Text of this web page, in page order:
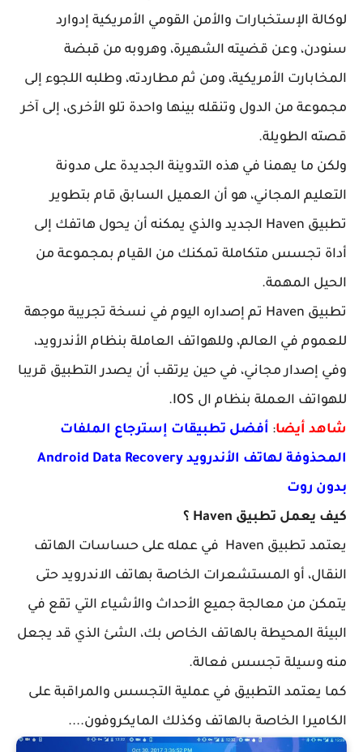
لوكالة الإستخبارات والأمن القومي الأمريكية إدوارد
سنودن، وعن قضيته الشهيرة، وهروبه من قبضة
المخابارت الأمريكية، ومن ثم مطاردته، وطلبه اللجوء إلى
مجموعة من الدول وتنقله بينها واحدة تلو الأخرى، إلى آخر
قصته الطويلة.
ولكن ما يهمنا في هذه التدوينة الجديدة على مدونة
التعليم المجاني، هو أن العميل السابق قام بتطوير
تطبيق Haven الجديد والذي يمكنه أن يحول هاتفك إلى
أداة تجسس متكاملة تمكنك من القيام بمجموعة من
الحيل المهمة.
تطبيق Haven تم إصداره اليوم في نسخة تجريبة موجهة
للعموم في العالم، وللهواتف العاملة بنظام الأندرويد،
وفي إصدار مجاني، في حين يرتقب أن يصدر التطبيق قريبا
للهواتف العملة بنظام ال IOS.
شاهد أيضا: أفضل تطبيقات إسترجاع الملفات
المحذوفة لهاتف الأندرويد Android Data Recovery
بدون روت
كيف يعمل تطبيق Haven ؟
يعتمد تطبيق Haven في عمله على حساسات الهاتف
النقال، أو المستشعرات الخاصة بهاتف الاندرويد حتى
يتمكن من معالجة جميع الأحداث والأشياء التي تقع في
البيئة المحيطة بالهاتف الخاص بك، الشئ الذي قد يجعل
منه وسيلة تجسس فعالة.
كما يعتمد التطبيق في عملية التجسس والمراقبة على
الكاميرا الخاصة بالهاتف وكذلك المايكروفون....